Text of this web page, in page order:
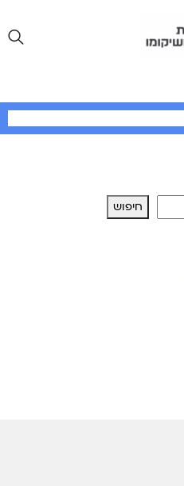
חיפוש